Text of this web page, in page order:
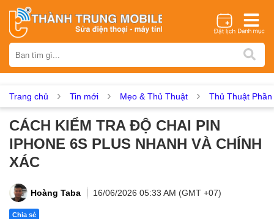
iPhone Samsung Oppo Xiaomi Realme Vivo
Asus Sony Vertu LG Tecno
Dịch vụ sửa chữa
Thay mic Thay rung Thay main Unlock - Mở Khoá
Trang chủ Tin mới Mẹo & Thủ Thuật Thủ Thuật
CÁCH KIỂM TRA ĐỘ CHAI PIN
IPHONE 6S PLUS NHANH VÀ CHÍNH
XÁC
Hoàng Taba 16/06/2026 05:33 AM (GMT +07)
Chia sẻ